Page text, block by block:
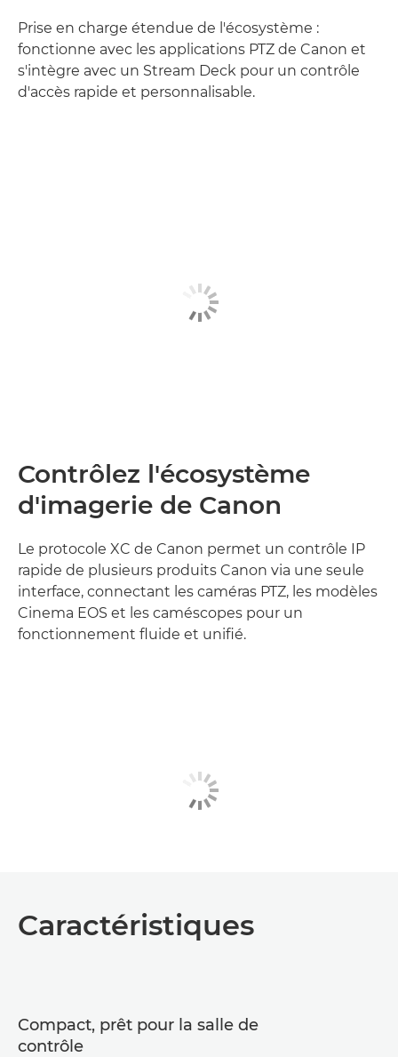
Prise en charge étendue de l'écosystème :
fonctionne avec les applications PTZ de Canon et
s'intègre avec un Stream Deck pour un contrôle
d'accès rapide et personnalisable.
Contrôlez l'écosystème
d'imagerie de Canon
Le protocole XC de Canon permet un contrôle IP
rapide de plusieurs produits Canon via une seule
interface, connectant les caméras PTZ, les modèles
Cinema EOS et les caméscopes pour un
fonctionnement fluide et unifié.
Caractéristiques
Compact, prêt pour la salle de
contrôle